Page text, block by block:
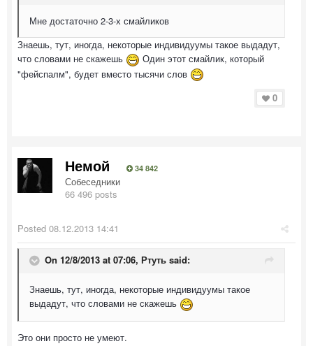
Мне достаточно 2-3-х смайликов
Знаешь, тут, иногда, некоторые индивидуумы такое выдадут,
что словами не скажешь
Один этот смайлик, который
"фейспалм", будет вместо тысячи слов
0
Немой 34 842
Собеседники
66 496 posts
Posted 08.12.2013 14:41
On 12/8/2013 at 07:06, Ртуть said:
Знаешь, тут, иногда, некоторые индивидуумы такое
выдадут, что словами не скажешь
Это они просто не умеют.